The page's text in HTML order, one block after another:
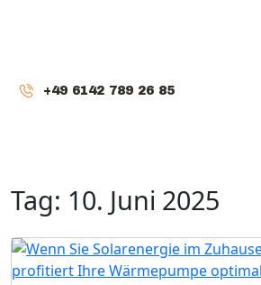
+49 6142 789 26 85
Tag: 10. Juni 2025